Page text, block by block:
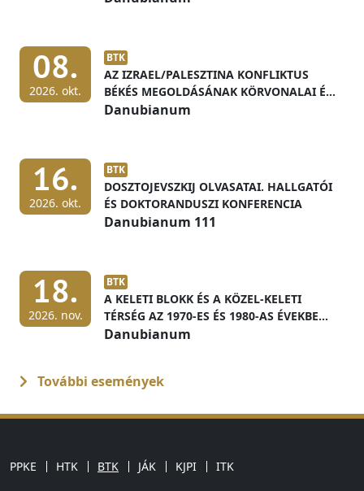
08.
2026. okt.
BTK
AZ IZRAEL/PALESZTINA KONFLIKTUS
BÉKÉS MEGOLDÁSÁNAK KÖRVONALAI ÉS
ELŐFELTÉTELEI
Danubianum
16.
2026. okt.
BTK
DOSZTOJEVSZKIJ OLVASATAI. HALLGATÓI
ÉS DOKTORANDUSZI KONFERENCIA
Danubianum 111
18.
2026. nov.
BTK
A KELETI BLOKK ÉS A KÖZEL-KELETI
TÉRSÉG AZ 1970-ES ÉS 1980-AS ÉVEKBEN
MAGYAR LEVÉLTÁRI FORRÁSOK
Danubianum
További események
PPKE HTK BTK JÁK KJPI ITK